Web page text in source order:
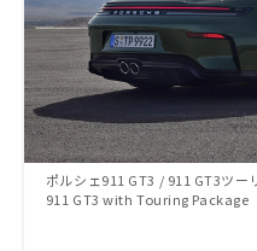
ポルシェ911 GT3 / 911 GT3ツ
911 GT3 with Touring Package